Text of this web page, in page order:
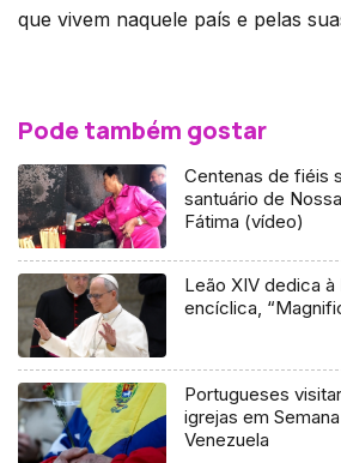
que vivem naquele país e pelas
Pode também gostar
Centenas de fiéis
santuário de
Fátima (vídeo)
Leão XIV dedica à
encíclica,
Portugueses
igrejas em
Venezuela